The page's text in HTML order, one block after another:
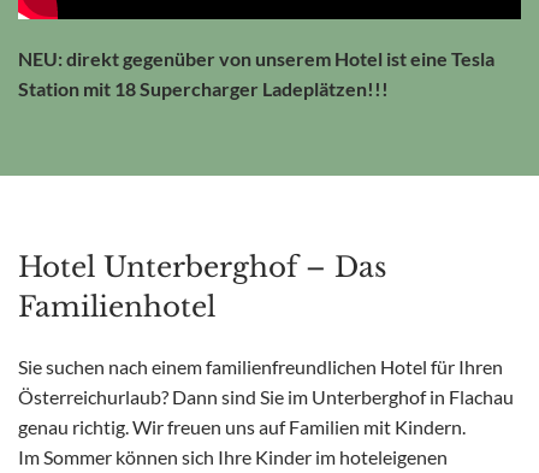
NEU: direkt gegenüber von unserem Hotel ist eine Tesla
Station mit 18 Supercharger Ladeplätzen!!!
Hotel Unterberghof – Das
Familienhotel
Sie suchen nach einem familienfreundlichen Hotel für Ihren
Österreichurlaub? Dann sind Sie im Unterberghof in Flachau
genau richtig. Wir freuen uns auf Familien mit Kindern.
Im Sommer können sich Ihre Kinder im hoteleigenen